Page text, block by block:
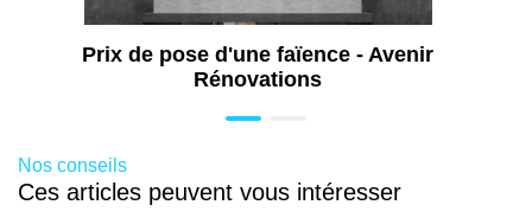
Prix de pose d'une faïence - Avenir
Rénovations
Nos conseils
Ces articles peuvent vous intéresser